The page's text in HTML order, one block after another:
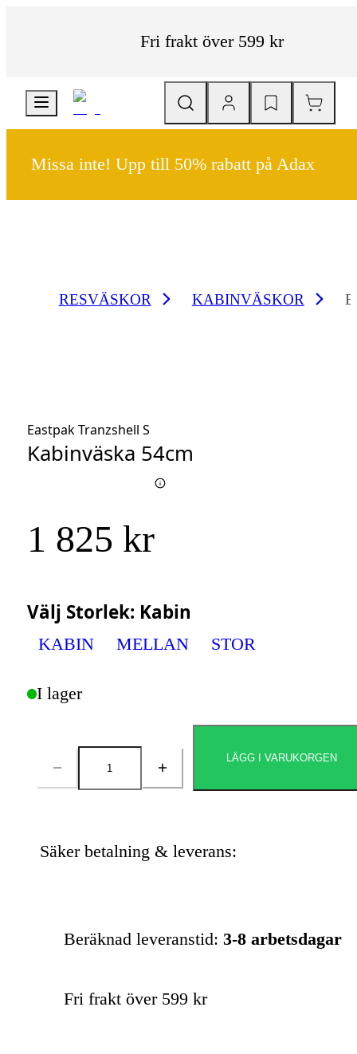
Fri frakt över 599 kr
Missa inte! Upp till 50% rabatt på Adax
RESVÄSKOR KABINVÄSKOR
Eastpak Tranzshell S
Kabinväska 54cm
1 825 kr
Välj Storlek: Kabin
KABIN MELLAN STOR
I lager
Antal
LÄGG I VARUKORGEN
Säker betalning & leverans:
Beräknad leveranstid: 3-8 arbetsdagar
Fri frakt över 599 kr